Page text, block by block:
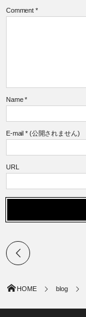
Comment *
Name *
E-mail *(公開されません)
URL
HOME blog